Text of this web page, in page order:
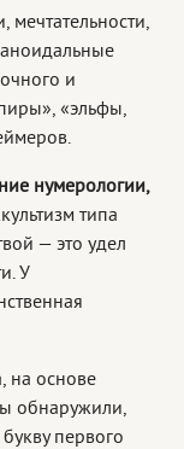
мечтательности,
и
«эльфы,
нумерологии,
типа
— это удел
У
на основе
обнаружили,
первого